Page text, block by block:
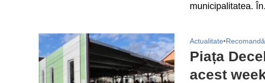
municipalitatea.
Actualitate•
Piața
acest